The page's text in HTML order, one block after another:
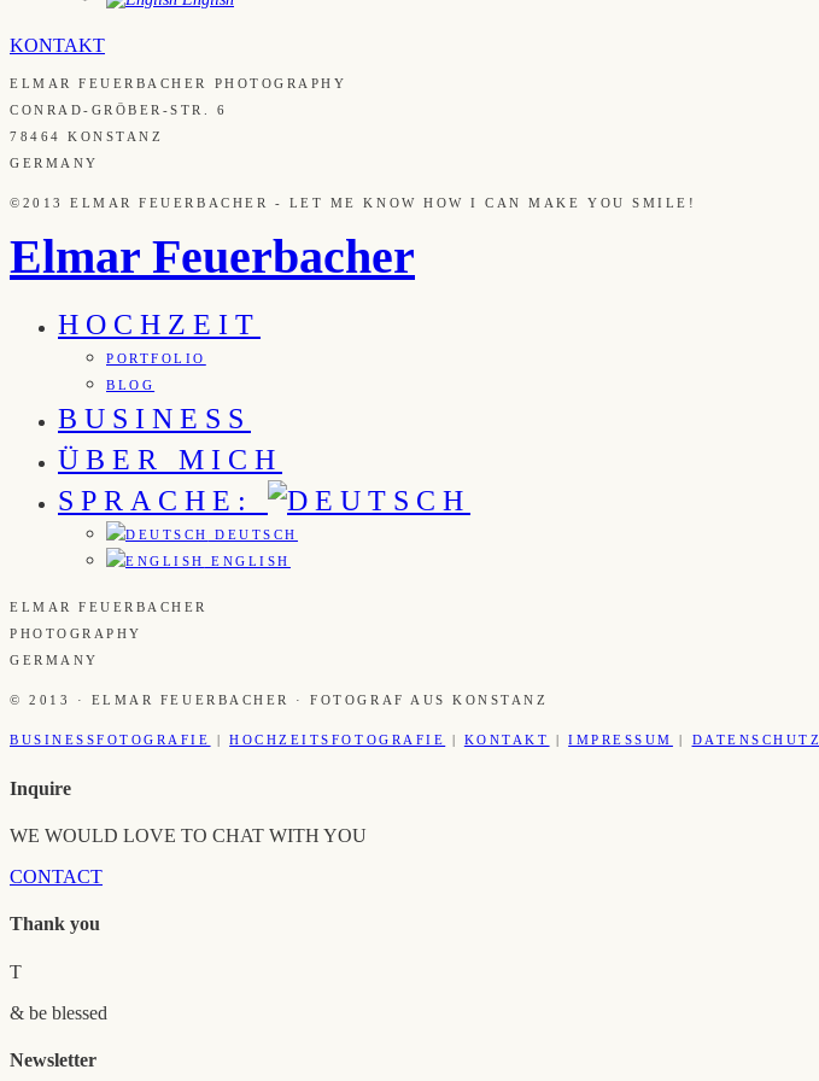
KONTAKT
ELMAR FEUERBACHER PHOTOGRAPHY
CONRAD-GRÖBER-STR. 6
78464 KONSTANZ
GERMANY
©2013 ELMAR FEUERBACHER - LET ME KNOW HOW I CAN MAKE YOU SMILE!
Elmar Feuerbacher
HOCHZEIT
PORTFOLIO
BLOG
BUSINESS
ÜBER MICH
SPRACHE:
DEUTSCH
ENGLISH
ELMAR FEUERBACHER
PHOTOGRAPHY
GERMANY
© 2013 · ELMAR FEUERBACHER · FOTOGRAF AUS KONSTANZ
BUSINESSFOTOGRAFIE |HOCHZEITSFOTOGRAFIE | KONTAKT |IMPRESSUM | DATENSCHUTZ
Inquire
WE WOULD LOVE TO CHAT WITH YOU
CONTACT
Thank you
T
& be blessed
Newsletter